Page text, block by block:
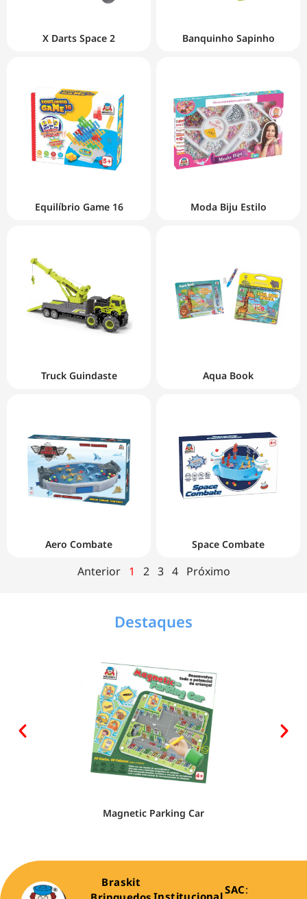
X Darts Space 2 Banquinho Sapinho
Equilíbrio Game 16 Moda Biju Estilo
Truck Guindaste Aqua Book
Aero Combate Space Combate
Anterior 1 2 3 4 Próximo
Destaques
Magnetic Parking Car
Braskit
SAC: